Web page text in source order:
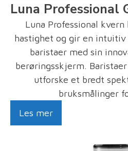
Luna Professional
Luna Professional
hastighet og gir en
baristaer med sin
berøringsskjerm.
utforske et bredt
bruksmålinger
Les mer